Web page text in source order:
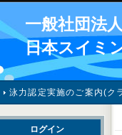
一般社団法人
日本スイミ
泳力認定実施のご案内(ク
ログイン